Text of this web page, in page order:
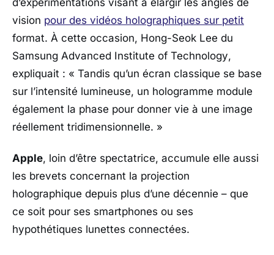
vision pour des vidéos holographiques sur petit
format. À cette occasion, Hong-Seok Lee du
Samsung Advanced Institute of Technology,
expliquait : « Tandis qu’un écran classique se base
sur l’intensité lumineuse, un hologramme module
également la phase pour donner vie à une image
réellement tridimensionnelle. »
Apple, loin d’être spectatrice, accumule elle aussi
les brevets concernant la projection
holographique depuis plus d’une décennie – que
ce soit pour ses smartphones ou ses
hypothétiques lunettes connectées.